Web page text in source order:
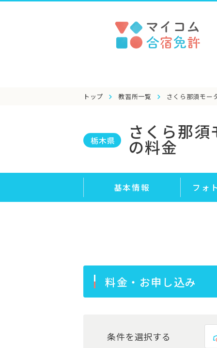
トップ 教習所一覧 さくら那須モー
栃木県 さくら那
の料金
基本情報 フォ
料金・お申し込み
条件を選択する